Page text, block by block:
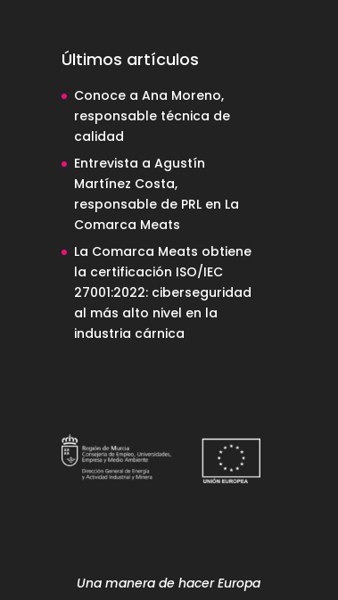
Últimos artículos
Conoce a Ana Moreno,
responsable técnica de
calidad
Entrevista a Agustín
Martínez Costa,
responsable de PRL en La
Comarca Meats
La Comarca Meats obtiene
la certificación ISO/IEC
27001:2022: ciberseguridad
al más alto nivel en la
industria cárnica
Una manera de hacer Europa